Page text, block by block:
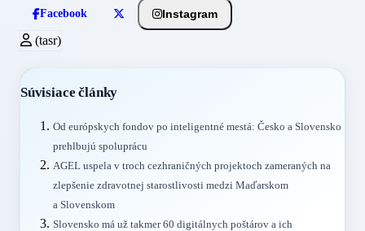
Facebook Instagram
(tasr)
Súvisiace články
Od európskych fondov po inteligentné mestá: Česko a Slovensko
prehlbujú spoluprácu
AGEL uspela v troch cezhraničných projektoch zameraných na
zlepšenie zdravotnej starostlivosti medzi Maďarskom
a Slovenskom
Slovensko má už takmer 60 digitálnych poštárov a ich